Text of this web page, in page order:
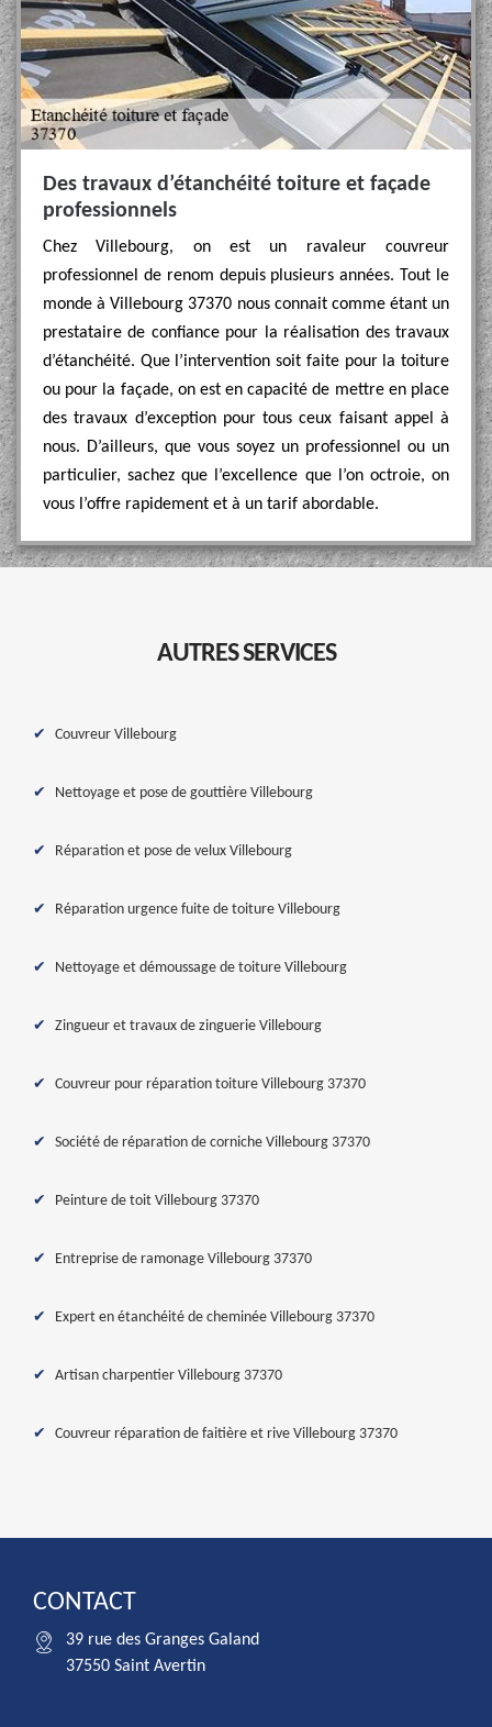
Des travaux d’étanchéité toiture et façade
professionnels
Chez Villebourg, on est un ravaleur couvreur
professionnel de renom depuis plusieurs années. Tout le
monde à Villebourg 37370 nous connait comme étant un
prestataire de confiance pour la réalisation des travaux
d’étanchéité. Que l’intervention soit faite pour la toiture
ou pour la façade, on est en capacité de mettre en place
des travaux d’exception pour tous ceux faisant appel à
nous. D’ailleurs, que vous soyez un professionnel ou un
particulier, sachez que l’excellence que l’on octroie, on
vous l’offre rapidement et à un tarif abordable.
AUTRES SERVICES
Couvreur Villebourg
Nettoyage et pose de gouttière Villebourg
Réparation et pose de velux Villebourg
Réparation urgence fuite de toiture Villebourg
Nettoyage et démoussage de toiture Villebourg
Zingueur et travaux de zinguerie Villebourg
Couvreur pour réparation toiture Villebourg 37370
Société de réparation de corniche Villebourg 37370
Peinture de toit Villebourg 37370
Entreprise de ramonage Villebourg 37370
Expert en étanchéité de cheminée Villebourg 37370
Artisan charpentier Villebourg 37370
Couvreur réparation de faitière et rive Villebourg 37370
CONTACT
39 rue des Granges Galand
37550 Saint Avertin